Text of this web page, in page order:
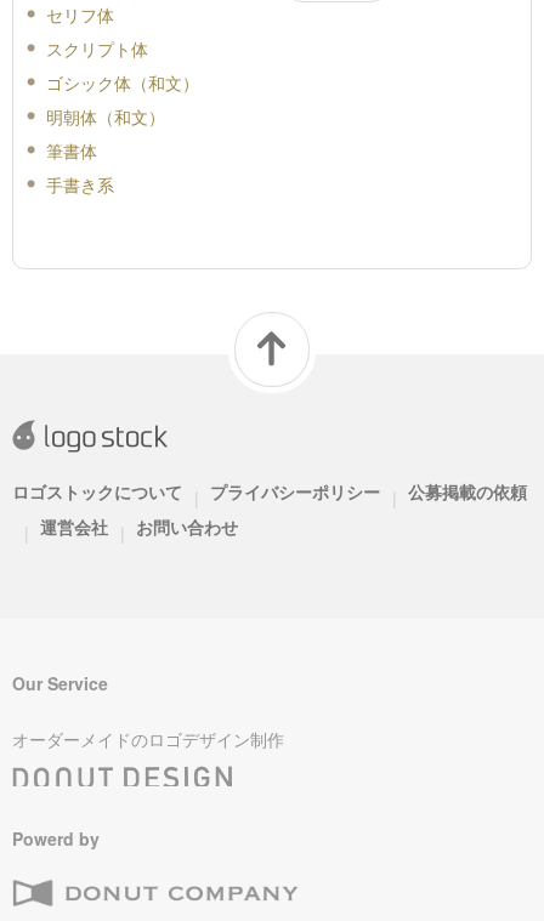
セリフ体
スクリプト体
ゴシック体（和文）
明朝体（和文）
筆書体
手書き系
ロゴストックについて | プライバシーポリシー | 公募掲載の依頼
| 運営会社 | お問い合わせ
Our Service
オーダーメイドのロゴデザイン制作
Powerd by